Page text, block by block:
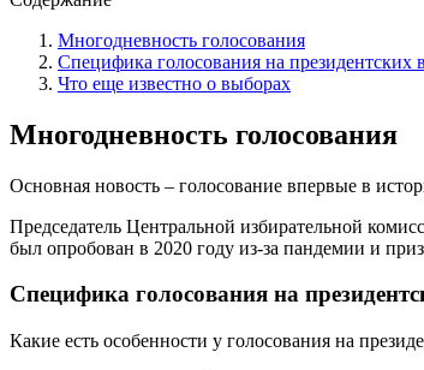
Многодневность голосования
Специфика голосования на президентских
Что еще известно о выборах
Многодневность голосования
Основная новость – голосование впервые в
Председатель Центральной избирательной
был опробован в 2020 году из-за пандемии и
Специфика голосования на
Какие есть особенности у голосования на